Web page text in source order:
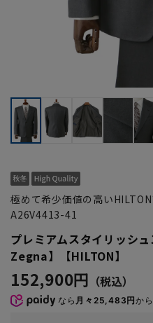
極めて希少価値の高い
A26V4413-41
プレミアムスタイリッシ
Zegna】【HILTON】
152,900円
なら 月々25,483円か